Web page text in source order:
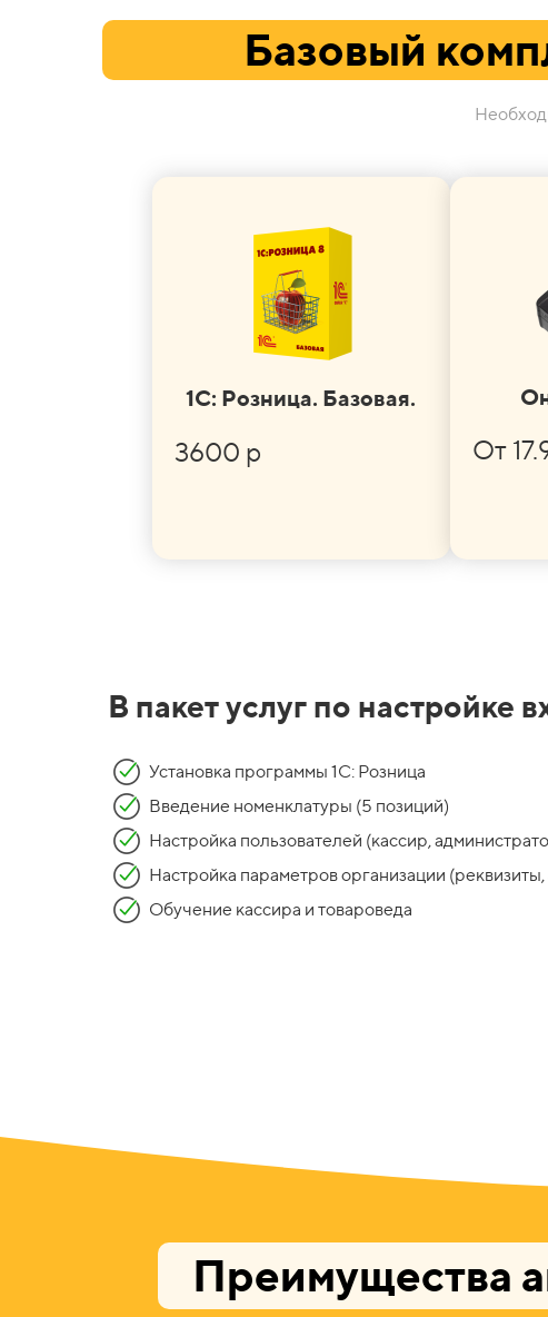
Базовый
1С: Розница. Базовая.
3600 р От
В пакет услуг по настройке
Установка программы 1С: Розница
Введение номенклатуры (5 позиций)
Настройка пользователей (кассир,
Настройка параметров организации
Обучение кассира и товароведа
Преимущества